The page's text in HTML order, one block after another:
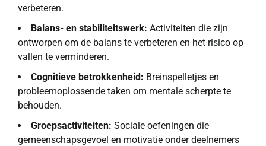
verbeteren.
Balans- en stabiliteitswerk: Activiteiten die zijn
ontworpen om de balans te verbeteren en het risico op
vallen te verminderen.
Cognitieve betrokkenheid: Breinspelletjes en
probleemoplossende taken om mentale scherpte te
behouden.
Groepsactiviteiten: Sociale oefeningen die
gemeenschapsgevoel en motivatie onder deelnemers